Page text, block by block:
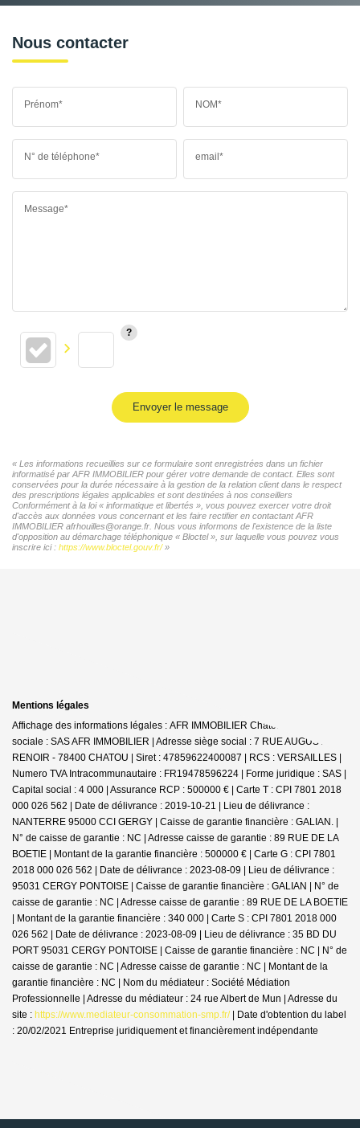
Nous contacter
Prénom* NOM*
N° de téléphone* email*
Message*
Envoyer le message
« Les informations recueillies sur ce formulaire sont enregistrées dans un fichier
informatisé par AFR IMMOBILIER pour gérer votre demande de contact. Elles sont
conservées pour la durée nécessaire à la gestion de la relation client dans le respect
des prescriptions légales applicables et sont destinées à nos conseillers
Conformément à la loi « informatique et libertés », vous pouvez exercer votre droit
d'accès aux données vous concernant et les faire rectifier en contactant AFR
IMMOBILIER afrhouilles@orange.fr. Nous vous informons de l'existence de la liste
d'opposition au démarchage téléphonique « Bloctel », sur laquelle vous pouvez vous
inscrire ici : https://www.bloctel.gouv.fr/»
Mentions légales
Affichage des informations légales : AFR IMMOBILIER Chatou | Raison
sociale : SAS AFR IMMOBILIER | Adresse siège social : 7 RUE AUGUSTE
RENOIR - 78400 CHATOU | Siret : 47859622400087 | RCS : VERSAILLES |
Numero TVA Intracommunautaire : FR19478596224 | Forme juridique : SAS |
Capital social : 4 000 | Assurance RCP : 500000 € | Carte T : CPI 7801 2018
000 026 562 | Date de délivrance : 2019-10-21 | Lieu de délivrance :
NANTERRE 95000 CCI GERGY | Caisse de garantie financière : GALIAN. |
N° de caisse de garantie : NC | Adresse caisse de garantie : 89 RUE DE LA
BOETIE | Montant de la garantie financière : 500000 € | Carte G : CPI 7801
2018 000 026 562 | Date de délivrance : 2023-08-09 | Lieu de délivrance :
95031 CERGY PONTOISE | Caisse de garantie financière : GALIAN | N° de
caisse de garantie : NC | Adresse caisse de garantie : 89 RUE DE LA BOETIE
| Montant de la garantie financière : 340 000 | Carte S : CPI 7801 2018 000
026 562 | Date de délivrance : 2023-08-09 | Lieu de délivrance : 35 BD DU
PORT 95031 CERGY PONTOISE | Caisse de garantie financière : NC | N° de
caisse de garantie : NC | Adresse caisse de garantie : NC | Montant de la
garantie financière : NC | Nom du médiateur : Société Médiation
Professionnelle | Adresse du médiateur : 24 rue Albert de Mun | Adresse du
site : https://www.mediateur-consommation-smp.fr/| Date d'obtention du label
: 20/02/2021 Entreprise juridiquement et financièrement indépendante